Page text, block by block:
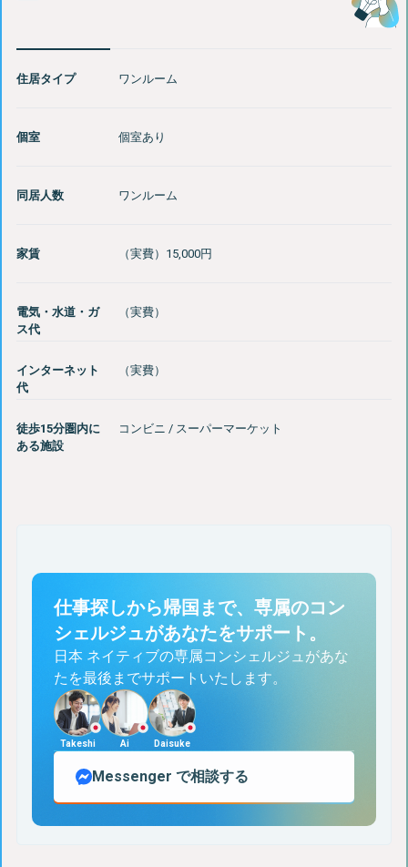
住居タイプ ワンルーム
個室 個室あり
同居人数 ワンルーム
家賃
電気・水道・ガ
ス代
インターネット
代
徒歩15分圏内に
ある施設
コンビニ / スーパーマーケット
仕事探しから帰国まで、専属のコン
シェルジュがあなたをサポート。
日本 ネイティブの専属コンシェルジュがあな
たを最後までサポートいたします。
Takeshi Ai Daisuke
Messenger で相談する